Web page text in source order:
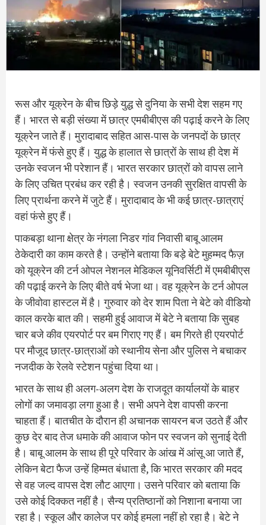
रूस और यूक्रेन के बीच छिड़े युद्ध से दुनिया के सभी देश सहम गए
हैं। भारत से बड़ी संख्या में छात्र एमबीबीएस की पढ़ाई करने के लिए
यूक्रेन जाते हैं। मुरादाबाद सहित आस-पास के जनपदों के छात्र
यूक्रेन में फंसे हुए हैं। युद्ध के हालात से छात्रों के साथ ही देश में
उनके स्वजन भी परेशान हैं। भारत सरकार छात्रों को वापस लाने
के लिए उचित प्रबंध कर रही है। स्वजन उनकी सुरक्षित वापसी के
लिए प्रार्थना करने में जुटे हैं। मुरादाबाद के भी कई छात्र-छात्राएं
वहां फंसे हुए हैं।
पाकबड़ा थाना क्षेत्र के नंगला निडर गांव निवासी बाबू आलम
ठेकेदारी का काम करते है। उन्होंने बताया कि बड़े बेटे मुहम्मद फैज़
को यूक्रेन की टर्न ओपल नेशनल मेडिकल यूनिवर्सिटी में एमबीबीएस
की पढ़ाई करने के लिए बीते वर्ष भेजा था। वह यूक्रेन के टर्न ओपल
के जीवोवा हास्टल में है। गुरुवार को देर शाम पिता ने बेटे को वीडियो
काल करके बात की। सहमी हुई आवाज में बेटे ने बताया कि सुबह
चार बजे कीव एयरपोर्ट पर बम गिराए गए हैं। बम गिरते ही एयरपोर्ट
पर मौजूद छात्र-छात्राओं को स्थानीय सेना और पुलिस ने बचाकर
नजदीक के रेलवे स्टेशन पहुंचा दिया था।
भारत के साथ ही अलग-अलग देश के राजदूत कार्यालयों के बाहर
लोगों का जमावड़ा लगा हुआ है। सभी अपने देश वापसी करना
चाहता हैं। बातचीत के दौरान ही अचानक सायरन बज उठते हैं और
कुछ देर बाद तेज धमाके की आवाज फोन पर स्वजन को सुनाई देती
है। बाबू आलम के साथ ही पूरे परिवार के आंख में आंसू आ जाते हैं,
लेकिन बेटा फैज उन्हें हिम्मत बंधाता है, कि भारत सरकार की मदद
से वह जल्द वापस देश लौट आएगा। उसने परिवार को बताया कि
उसे कोई दिक्कत नहीं है। सैन्य प्रतिष्ठानों को निशाना बनाया जा
रहा है। स्कूल और कालेज पर कोई हमला नहीं हो रहा है। बेटे ने